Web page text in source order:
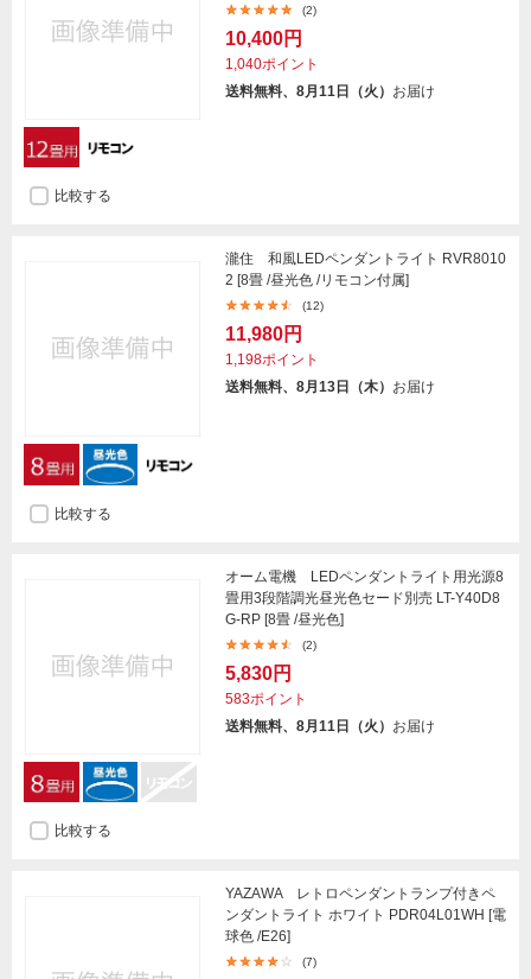
(2)
10,400円
1,040ポイント
送料無料、8月11日（火） お届け
比較する
瀧住 和風LEDペンダントライト RVR8010
2 [8畳 /昼光色 /リモコン付属]
(12)
11,980円
1,198ポイント
送料無料、8月13日（木） お届け
比較する
オーム電機 LEDペンダントライト用光源8
畳用3段階調光昼光色セード別売 LT-Y40D8
G-RP [8畳 /昼光色]
(2)
5,830円
583ポイント
送料無料、8月11日（火） お届け
比較する
YAZAWA レトロペンダントランプ付きペ
ンダントライト ホワイト PDR04L01WH [電
球色 /E26]
(7)